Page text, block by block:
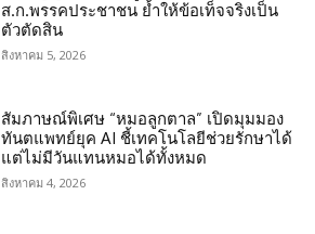
ส.ก.พรรคประชาชน ย้ำให้ข้อเท็จจริงเป็น
ตัวตัดสิน
สิงหาคม 5, 2026
สัมภาษณ์พิเศษ “หมอลูกตาล” เปิดมุมมอง
ทันตแพทย์ยุค AI ชี้เทคโนโลยีช่วยรักษาได้
แต่ไม่มีวันแทนหมอได้ทั้งหมด
สิงหาคม 4, 2026